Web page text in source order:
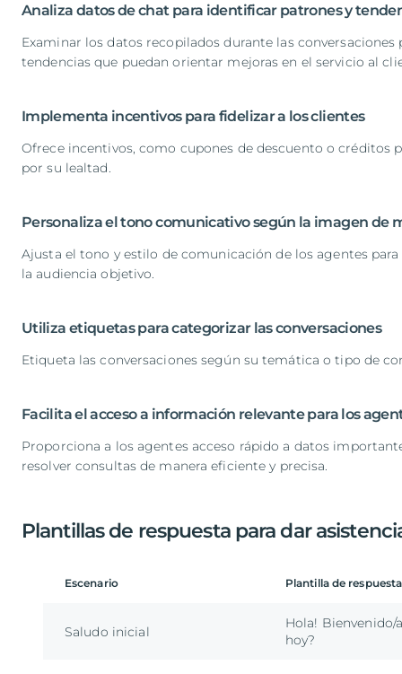
Analiza datos de chat para identificar patrones y
Examinar los datos recopilados durante las
tendencias que puedan orientar mejoras en el servicio al
Implementa incentivos para fidelizar a los clientes
Ofrece incentivos, como cupones de descuento o
por su lealtad.
Personaliza el tono comunicativo según la imagen de
Ajusta el tono y estilo de comunicación de los agentes
la audiencia objetivo.
Utiliza etiquetas para categorizar las conversaciones
Etiqueta las conversaciones según su temática o tipo de
Facilita el acceso a información relevante para los
Proporciona a los agentes acceso rápido a datos
resolver consultas de manera eficiente y precisa.
Plantillas de respuesta para dar
Escenario Plantilla de respuesta
Saludo inicial
Hola! Bienvenido/
hoy?